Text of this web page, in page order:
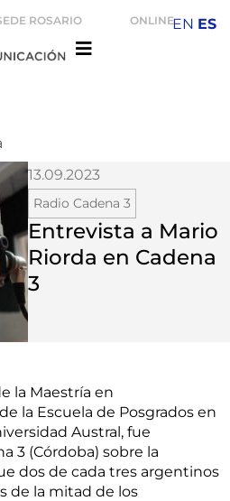
ROSARIO ONLINE
13.09.2023
Radio Cadena 3
Entrevista a Mario
Riorda en Cadena
3
la Maestría en
la Escuela de Posgrados en
Austral, fue
3 (Córdoba) sobre la
dos de cada tres argentinos
de la mitad de los
EN ES